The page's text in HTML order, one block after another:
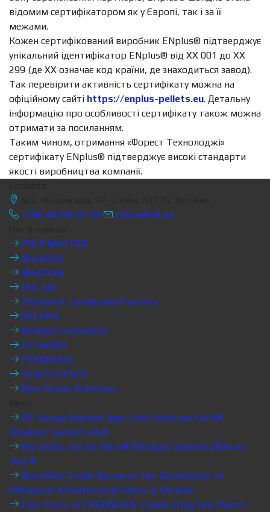
відомим сертифікатором як у Європі, так і за її
межами.
Кожен сертифікований виробник ENplus® підтверджує
унікальний ідентифікатор ENplus® від XX 001 до XX
299 (де XX означає код країни, де знаходиться завод).
Так перевірити активність сертифікату можна на
офіційному сайті https://enplus-pellets.eu. Детальну
інформацію про особливості сертифікату також можна
отримати за посиланням.
Таким чином, отримання «Форест Технолоджі»
сертифікату ENplus® підтверджує високі стандарти
якості виробництва компанії.
+380 44 596 01 03
office@efi.ua
PULP MASTER
NovaSklo
MedZirka
DOC.UA
Zhytomyr Cardboard Factory
BEEHIVE
Beehive Cosmetics
EFI-AGRO
FEEDNOVA
SEM ECOPACK
Blue Ocean Solutions
EFI Group founder Igor Liski took part in HR
Wisdom Summit 2026
We invite you to the HR Wisdom Summit 2026 on
July 8!
NovaSklo Trade Becomes the Distributor of
Pilkington Architectural Glass in Ukraine
Five Years of FEEDNOVA: Celebrating the Plant’s